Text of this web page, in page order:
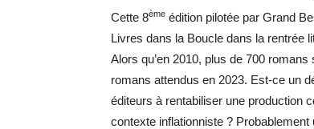
Cette 8ème édition pilotée par Grand
Livres dans la Boucle dans la rentrée
Alors qu’en 2010, plus de 700
romans attendus en 2023. Est-ce un
éditeurs à rentabiliser une production
contexte inflationniste ?